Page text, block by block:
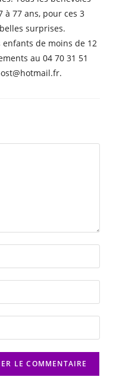
à 77 ans, pour ces 3
surprises.
enfants de moins de 12
au 04 70 31 51